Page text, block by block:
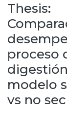
Depósito
Thesis:
proceso
modelo
vs no